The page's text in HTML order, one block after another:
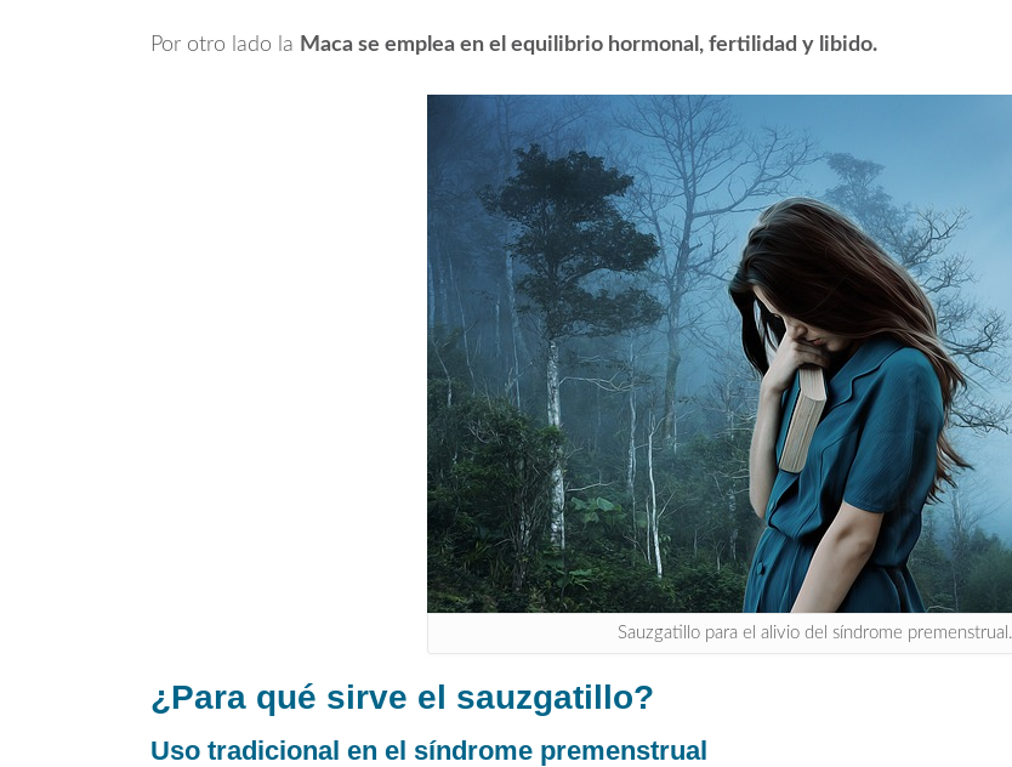
Por otro lado la Maca se emplea en el equilibrio hormonal, fertilidad y libido.
Sauzgatillo para el alivio del síndrome premenstrual.
¿Para qué sirve el sauzgatillo?
Uso tradicional en el síndrome premenstrual